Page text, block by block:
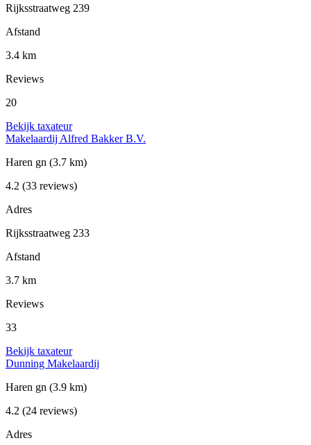
Rijksstraatweg 239
Afstand
3.4 km
Reviews
20
Bekijk taxateur
Makelaardij Alfred Bakker B.V.
Haren gn (3.7 km)
4.2 (33 reviews)
Adres
Rijksstraatweg 233
Afstand
3.7 km
Reviews
33
Bekijk taxateur
Dunning Makelaardij
Haren gn (3.9 km)
4.2 (24 reviews)
Adres